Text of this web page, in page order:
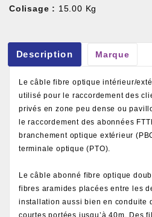
Colisage : 15.00 Kg
Description Marque
Le câble fibre optique intérieur/
utilisé pour le raccordement des
privés en zone peu dense ou
le raccordement des abonnées
branchement optique extérieur
terminale optique (PTO).
Le câble abonné fibre optique
fibres aramides placées entre les
installation aussi bien en conduite
courtes portées jusqu’à 40m. Des